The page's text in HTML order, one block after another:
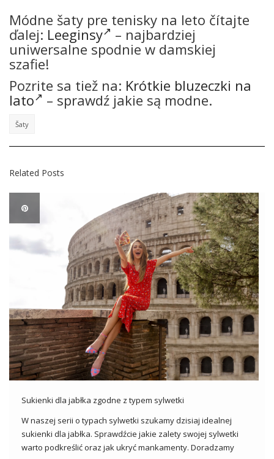
Módne šaty pre tenisky na leto čítajte
ďalej: Leeginsy
– najbardziej
uniwersalne spodnie w damskiej
szafie!
Pozrite sa tiež na: Krótkie bluzeczki na
lato
– sprawdź jakie są modne.
Šaty
Related Posts
Sukienki dla jabłka zgodne z typem sylwetki
W naszej serii o typach sylwetki szukamy dzisiaj idealnej
sukienki dla jabłka. Sprawdźcie jakie zalety swojej sylwetki
warto podkreślić oraz jak ukryć mankamenty. Doradzamy